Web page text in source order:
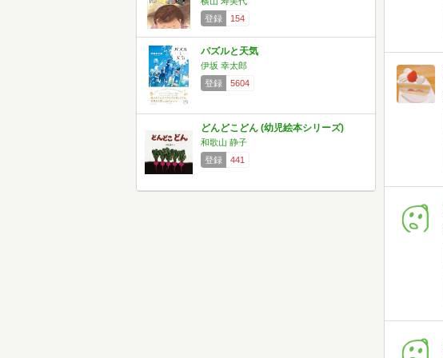
登録
154
パズルと天気
伊坂 幸太郎
登録
5604
どんどこどん (幼児絵本シリーズ)
和歌山 静子
登録
441